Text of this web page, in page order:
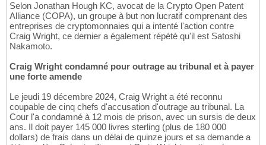
Selon Jonathan Hough KC, avocat de la Crypto Open Patent
Alliance (COPA), un groupe à but non lucratif comprenant des
entreprises de cryptomonnaies qui a intenté l'action contre
Craig Wright, ce dernier a également répété qu'il est Satoshi
Nakamoto.
Craig Wright condamné pour outrage au tribunal et à payer
une forte amende
Le jeudi 19 décembre 2024, Craig Wright a été reconnu
coupable de cinq chefs d'accusation d'outrage au tribunal. La
Cour l'a condamné à 12 mois de prison, avec un sursis de deux
ans. Il doit payer 145 000 livres sterling (plus de 180 000
dollars) de frais dans un délai de quinze jours et sa demande a